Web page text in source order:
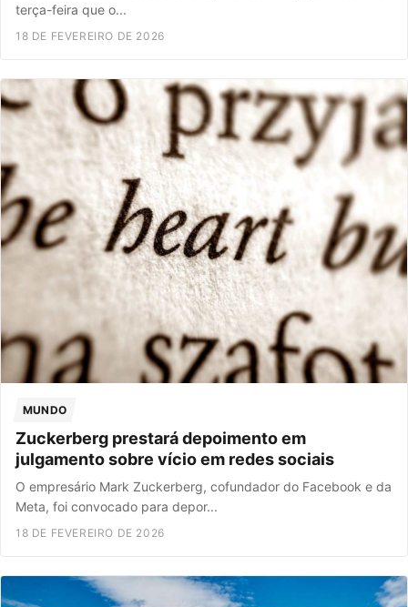
terça-feira que o...
18 DE FEVEREIRO DE 2026
MUNDO
Zuckerberg prestará depoimento em
julgamento sobre vício em redes sociais
O empresário Mark Zuckerberg, cofundador do Facebook e da
Meta, foi convocado para depor...
18 DE FEVEREIRO DE 2026